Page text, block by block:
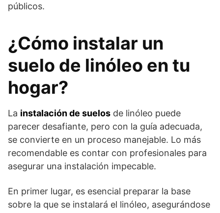
públicos.
¿Cómo instalar un
suelo de linóleo en tu
hogar?
La instalación de suelos de linóleo puede
parecer desafiante, pero con la guía adecuada,
se convierte en un proceso manejable. Lo más
recomendable es contar con profesionales para
asegurar una instalación impecable.
En primer lugar, es esencial preparar la base
sobre la que se instalará el linóleo, asegurándose